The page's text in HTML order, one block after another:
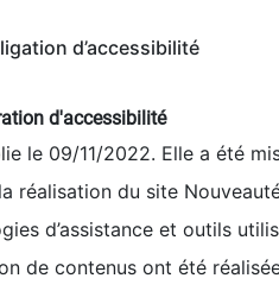
d’accessibilité
d'accessibilité
le 09/11/2022. Elle a été
réalisation du site
d’assistance et outils
de contenus ont été